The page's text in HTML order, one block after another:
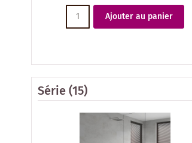
Ajouter au panier
Série(15)